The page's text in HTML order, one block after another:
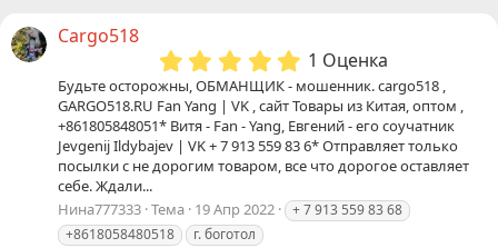
Сargo518
5
.
0
0
з
в
з
д
1 Оценка
Будьте осторожны, ОБМАНЩИК - мошенник. cargo518 ,
GARGO518.RU Fan Yang | VK , сайт Товары из Китая, оптом ,
+861805848051* Витя - Fan - Yang, Евгений - его соучатник
Jevgenij Ildybajev | VK + 7 913 559 83 6* Отправляет только
посылки с не дорогим товаром, все что дорогое оставляет
себе. Ждали...
Нина777333 Тема 19 Апр 2022
+ 7 913 559 83 68
+8618058480518
г. боготол